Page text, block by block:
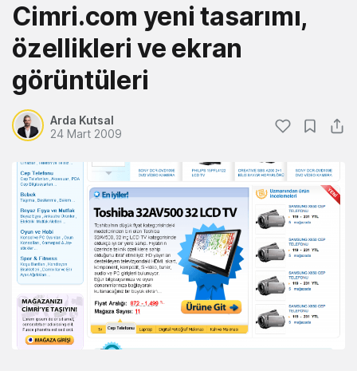
Cimri.com yeni tasarımı,
özellikleri ve ekran
görüntüleri
Arda Kutsal
24 Mart 2009